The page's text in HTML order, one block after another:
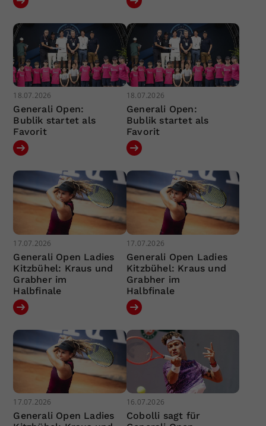
18.07.2026
Generali Open:
Bublik startet als
Favorit
18.07.2026
Generali Open:
Bublik startet als
Favorit
17.07.2026
Generali Open Ladies
Kitzbühel: Kraus und
Grabher im
Halbfinale
17.07.2026
Generali Open Ladies
Kitzbühel: Kraus und
Grabher im
Halbfinale
17.07.2026
Generali Open Ladies
16.07.2026
Cobolli sagt für